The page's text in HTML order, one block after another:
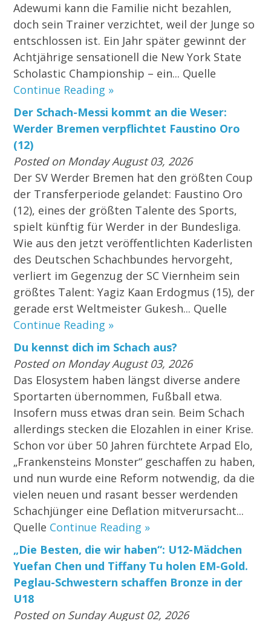
Adewumi kann die Familie nicht bezahlen,
doch sein Trainer verzichtet, weil der Junge so
entschlossen ist. Ein Jahr später gewinnt der
Achtjährige sensationell die New York State
Scholastic Championship – ein... Quelle
Continue Reading »
Der Schach-Messi kommt an die Weser:
Werder Bremen verpflichtet Faustino Oro
(12)
Posted on Monday August 03, 2026
Der SV Werder Bremen hat den größten Coup
der Transferperiode gelandet: Faustino Oro
(12), eines der größten Talente des Sports,
spielt künftig für Werder in der Bundesliga.
Wie aus den jetzt veröffentlichten Kaderlisten
des Deutschen Schachbundes hervorgeht,
verliert im Gegenzug der SC Viernheim sein
größtes Talent: Yagiz Kaan Erdogmus (15), der
gerade erst Weltmeister Gukesh... Quelle
Continue Reading »
Du kennst dich im Schach aus?
Posted on Monday August 03, 2026
Das Elosystem haben längst diverse andere
Sportarten übernommen, Fußball etwa.
Insofern muss etwas dran sein. Beim Schach
allerdings stecken die Elozahlen in einer Krise.
Schon vor über 50 Jahren fürchtete Arpad Elo,
„Frankensteins Monster“ geschaffen zu haben,
und nun wurde eine Reform notwendig, da die
vielen neuen und rasant besser werdenden
Schachjünger eine Deflation mitverursacht...
Quelle Continue Reading »
„Die Besten, die wir haben“: U12-Mädchen
Yuefan Chen und Tiffany Tu holen EM-Gold.
Peglau-Schwestern schaffen Bronze in der
U18
Posted on Sunday August 02, 2026